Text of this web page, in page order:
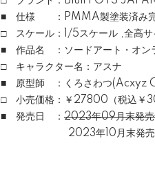
■ 仕様 ：PMMA製塗装済み
□ スケール：1/5スケール ,全高サ
■ 作品名 ：ソードアート・オン
□ キャラクター名：アスナ
■ 原型師 ：くろさわつ(Acxyz
□ 小売価格：￥27800（税込￥
■ 発売日 ： 2023年09月末発売
2023年10月末発売